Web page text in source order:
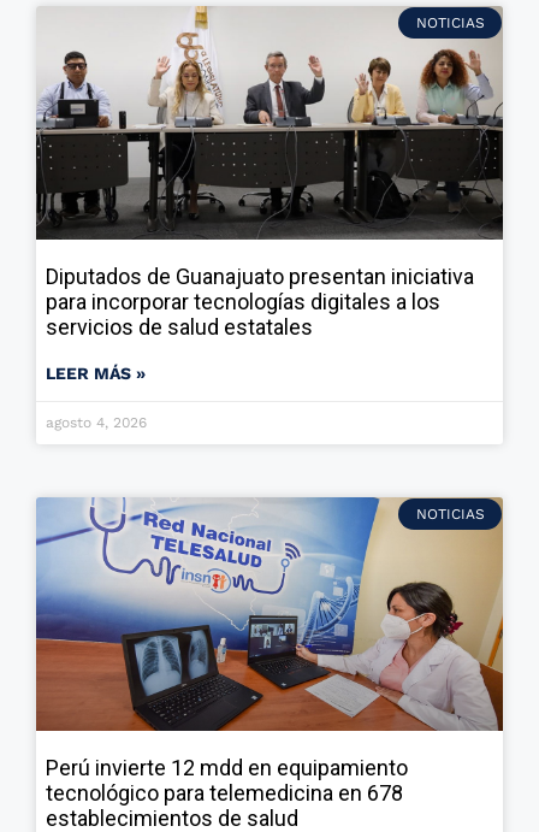
NOTICIAS
Diputados de Guanajuato presentan iniciativa
para incorporar tecnologías digitales a los
servicios de salud estatales
LEER MÁS »
agosto 4, 2026
NOTICIAS
Perú invierte 12 mdd en equipamiento
tecnológico para telemedicina en 678
establecimientos de salud